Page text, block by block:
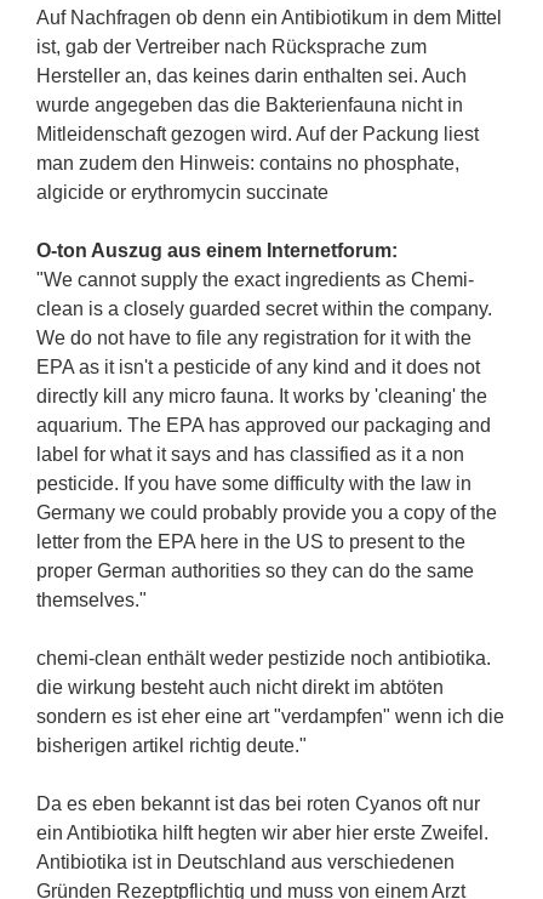
Auf Nachfragen ob denn ein Antibiotikum in dem Mittel
ist, gab der Vertreiber nach Rücksprache zum
Hersteller an, das keines darin enthalten sei. Auch
wurde angegeben das die Bakterienfauna nicht in
Mitleidenschaft gezogen wird. Auf der Packung liest
man zudem den Hinweis: contains no phosphate,
algicide or erythromycin succinate
O-ton Auszug aus einem Internetforum:
"We cannot supply the exact ingredients as Chemi-
clean is a closely guarded secret within the company.
We do not have to file any registration for it with the
EPA as it isn't a pesticide of any kind and it does not
directly kill any micro fauna. It works by 'cleaning' the
aquarium. The EPA has approved our packaging and
label for what it says and has classified as it a non
pesticide. If you have some difficulty with the law in
Germany we could probably provide you a copy of the
letter from the EPA here in the US to present to the
proper German authorities so they can do the same
themselves."
chemi-clean enthält weder pestizide noch antibiotika.
die wirkung besteht auch nicht direkt im abtöten
sondern es ist eher eine art "verdampfen" wenn ich die
bisherigen artikel richtig deute."
Da es eben bekannt ist das bei roten Cyanos oft nur
ein Antibiotika hilft hegten wir aber hier erste Zweifel.
Antibiotika ist in Deutschland aus verschiedenen
Gründen Rezeptpflichtig und muss von einem Arzt